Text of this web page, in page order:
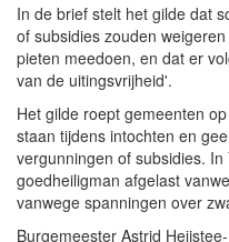
In de brief stelt het gilde dat
of subsidies zouden
pieten meedoen, en dat er
van de uitingsvrijheid'.
Het gilde roept gemeenten
staan tijdens intochten en
vergunningen of subsidies.
goedheiligman afgelast
vanwege spanningen over
Burgemeester Astrid